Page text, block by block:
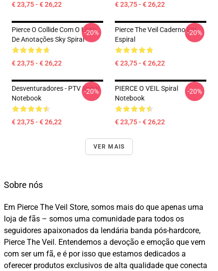
€ 23,75 - € 26,22 € 23,75 - € 26,22
Pierce O Collide Com O Livro
De Anotações Sky Spiral
€ 23,75 - € 26,22
-20%
Pierce The Veil Caderno Em
Espiral
€ 23,75 - € 26,22
-20%
Desventuradores - PTV Spiral
Notebook
€ 23,75 - € 26,22
-20%
PIERCE O VEIL Spiral
Notebook
€ 23,75 - € 26,22
-20%
VER MAIS
Sobre nós
Em Pierce The Veil Store, somos mais do que apenas uma
loja de fãs – somos uma comunidade para todos os
seguidores apaixonados da lendária banda pós-hardcore,
Pierce The Veil. Entendemos a devoção e emoção que vem
com ser um fã, e é por isso que estamos dedicados a
oferecer produtos exclusivos de alta qualidade que conecta